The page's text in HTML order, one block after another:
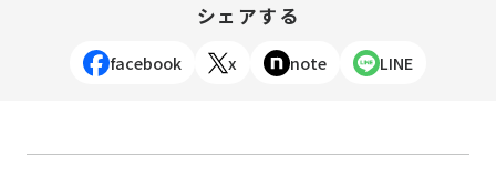
シェアする
facebook x note LINE